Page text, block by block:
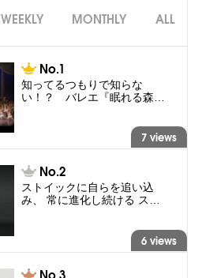
WEEKLY MONTHLY ALL
知ってるつもりで知らな
い！？ バレエ『眠れる森…
7 views
ストイックに自らを追い込
み、 常に進化し続ける ス…
6 views